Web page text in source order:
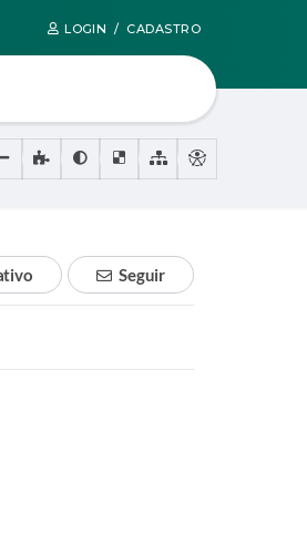
LOGIN / CADASTRO
Seguir